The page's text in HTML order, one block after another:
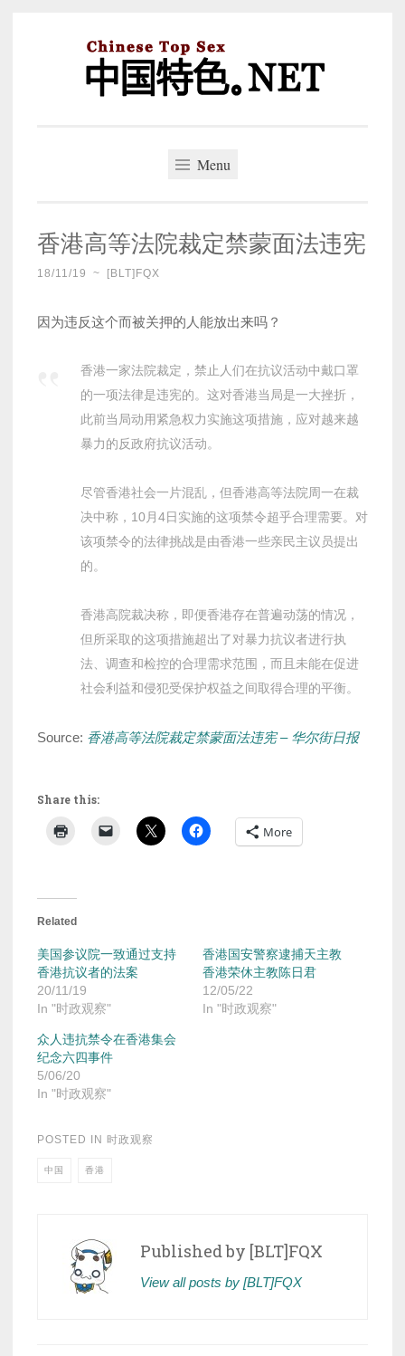
Menu
香港高等法院裁定禁蒙面法违宪
18/11/19 ~ [BLT]FQX
因为违反这个而被关押的人能放出来吗？
香港一家法院裁定，禁止人们在抗议活动中戴口罩
的一项法律是违宪的。这对香港当局是一大挫折，
此前当局动用紧急权力实施这项措施，应对越来越
暴力的反政府抗议活动。
尽管香港社会一片混乱，但香港高等法院周一在裁
决中称，10月4日实施的这项禁令超乎合理需要。对
该项禁令的法律挑战是由香港一些亲民主议员提出
的。
香港高院裁决称，即便香港存在普遍动荡的情况，
但所采取的这项措施超出了对暴力抗议者进行执
法、调查和检控的合理需求范围，而且未能在促进
社会利益和侵犯受保护权益之间取得合理的平衡。
Source: 香港高等法院裁定禁蒙面法违宪 – 华尔街日报
Share this:
More
Related
美国参议院一致通过支持
香港抗议者的法案
20/11/19
In "时政观察"
香港国安警察逮捕天主教
香港荣休主教陈日君
12/05/22
In "时政观察"
众人违抗禁令在香港集会
纪念六四事件
5/06/20
In "时政观察"
POSTED IN 时政观察
中国 香港
Published by [BLT]FQX
View all posts by [BLT]FQX